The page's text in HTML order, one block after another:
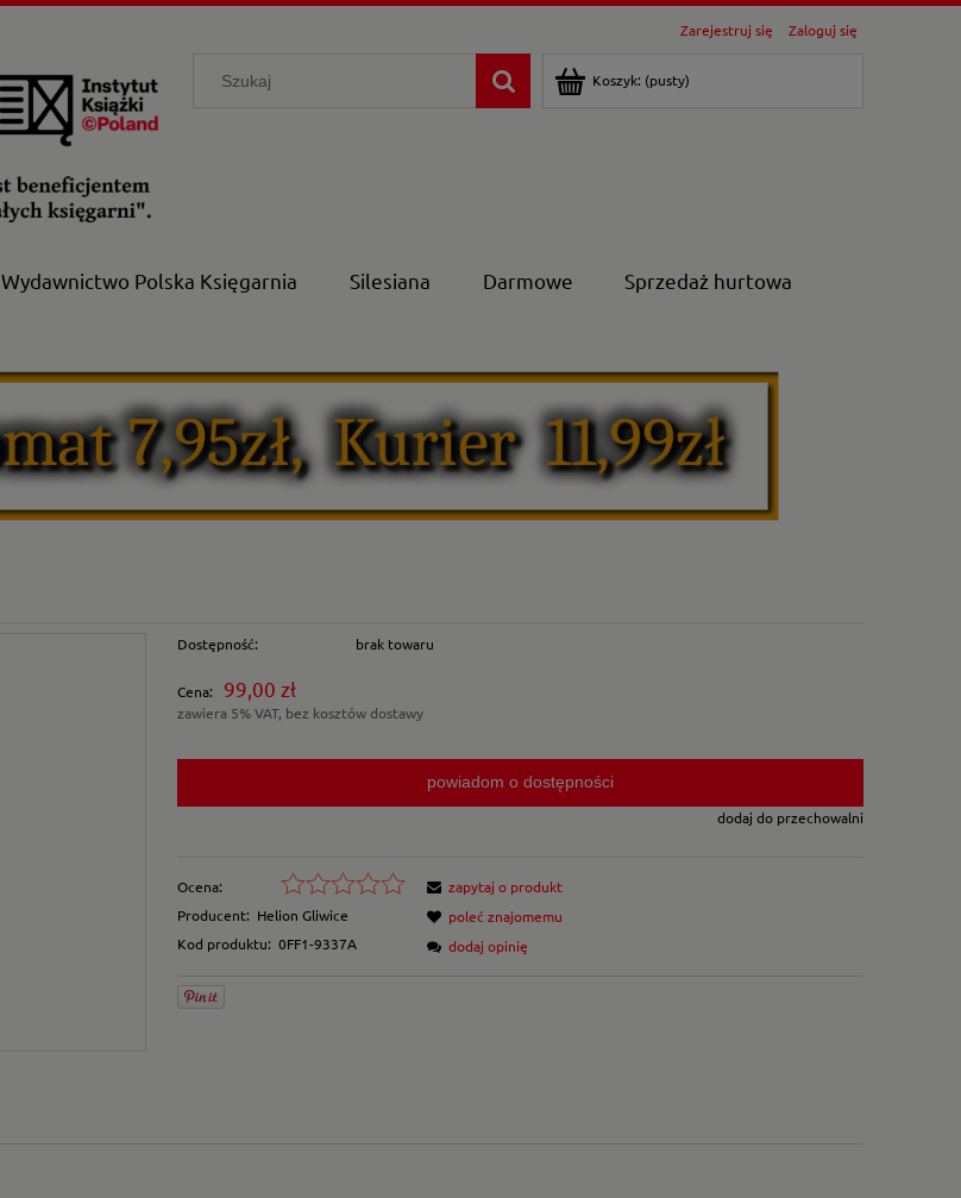
Zarejestruj się Zaloguj się
Koszyk: (pusty)
Wydawnictwo Polska Księgarnia Silesiana Darmowe Sprzedaż hurtowa
Dostępność: brak towaru
Cena: 99,00 zł
zawiera 5% VAT, bez kosztów dostawy
powiadom o dostępności
dodaj do przechowalni
Ocena:
Producent: Helion Gliwice
Kod produktu: 0FF1-9337A
zapytaj o produkt
poleć znajomemu
dodaj opinię